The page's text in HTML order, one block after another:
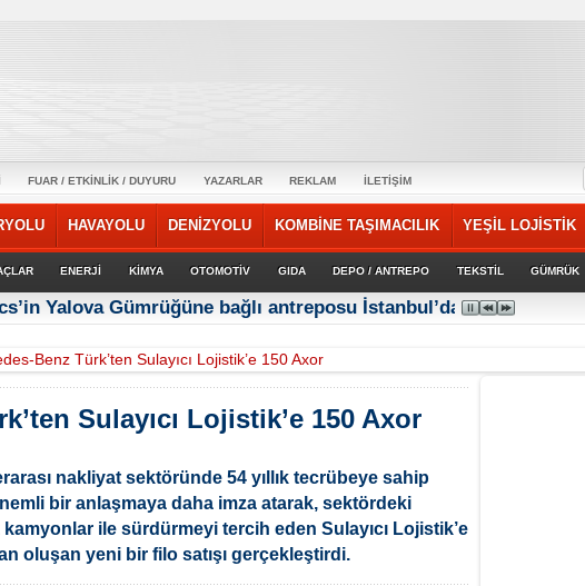
FUAR / ETKİNLİK / DUYURU YAZARLAR REKLAM İLETİŞİM
HAVAYOLU DENİZYOLU KOMBİNE TAŞIMACILIK YEŞİL LOJİSTİK
ENERJİ KİMYA OTOMOTİV GIDA DEPO / ANTREPO TEKSTİL GÜMRÜK
Yalova Gümrüğüne bağlı antreposu İstanbul’da hizmet veriyor
Benz Türk’ten Sulayıcı Lojistik’e 150 Axor
Sulayıcı Lojistik’e 150 Axor
nakliyat sektöründe 54 yıllık tecrübeye sahip
bir anlaşmaya daha imza atarak, sektördeki
ile sürdürmeyi tercih eden Sulayıcı Lojistik’e
oluşan yeni bir filo satışı gerçekleştirdi.